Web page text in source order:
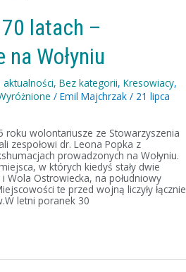
latach –
Wołyniu
,Bez kategorii,Kresowiacy,
/Emil Majchrzak/ 21 lipca
roku wolontariusze ze Stowarzyszenia
zespołowi dr. Leona Popka z
prowadzonych na Wołyniu.
w których kiedyś stały dwie
Wola Ostrowiecka, na południowy
te przed wojną liczyły łącznie
letni poranek 30